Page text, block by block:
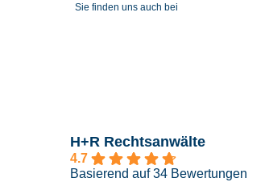
Sie finden uns auch bei
H+R Rechtsanwälte
4.7
Basierend auf 34 Bewertungen
ein Jahr
Sehr nette und kompetente